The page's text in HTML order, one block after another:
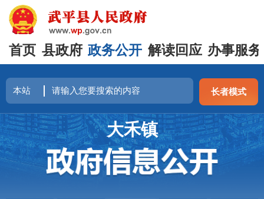
首页 县政府 政务公开 解读回应 办事服务
长者模式
大禾镇